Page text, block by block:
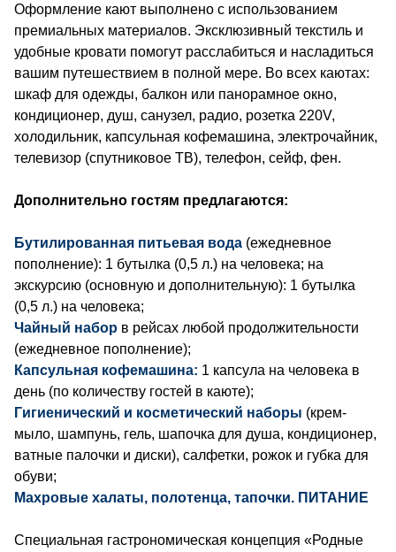
Оформление кают выполнено с использованием
премиальных материалов. Эксклюзивный текстиль и
удобные кровати помогут расслабиться и насладиться
вашим путешествием в полной мере. Во всех каютах:
шкаф для одежды, балкон или панорамное окно,
кондиционер, душ, санузел, радио, розетка 220V,
холодильник, капсульная кофемашина, электрочайник,
телевизор (спутниковое ТВ), телефон, сейф, фен.
Дополнительно гостям предлагаются:
Бутилированная питьевая вода (ежедневное
пополнение): 1 бутылка (0,5 л.) на человека; на
экскурсию (основную и дополнительную): 1 бутылка
(0,5 л.) на человека;
Чайный набор в рейсах любой продолжительности
(ежедневное пополнение);
Капсульная кофемашина: 1 капсула на человека в
день (по количеству гостей в каюте);
Гигиенический и косметический наборы (крем-
мыло, шампунь, гель, шапочка для душа, кондиционер,
ватные палочки и диски), салфетки, рожок и губка для
обуви;
Махровые халаты, полотенца, тапочки. ПИТАНИЕ
Специальная гастрономическая концепция «Родные